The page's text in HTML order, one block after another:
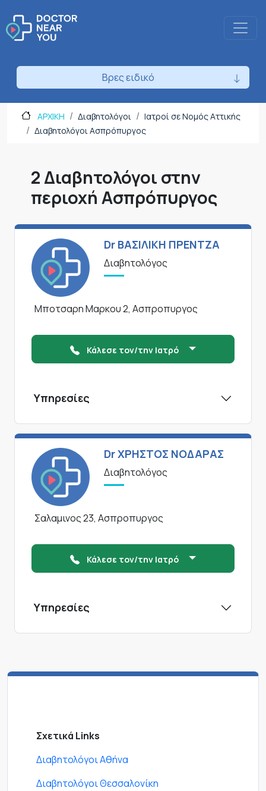
Βρες ειδικό
ΑΡΧΙΚΗ Διαβητολόγοι
Ιατροί σε Νομός Αττικής
Διαβητολόγοι Ασπρόπυργος
2 Διαβητολόγοι στην
περιοχή Ασπρόπυργος
Dr ΒΑΣΙΛΙΚΗ ΠΡΕΝΤΖΑ
Διαβητολόγος
Μποτσαρη Μαρκου 2, Ασπροπυργος
Κάλεσε τον/την Ιατρό
Υπηρεσίες
Dr ΧΡΗΣΤΟΣ ΝΟΔΑΡΑΣ
Διαβητολόγος
Σαλαμινος 23, Ασπροπυργος
Κάλεσε τον/την Ιατρό
Υπηρεσίες
Σχετικά Links
Διαβητολόγοι Αθήνα
Διαβητολόγοι Θεσσαλονίκη